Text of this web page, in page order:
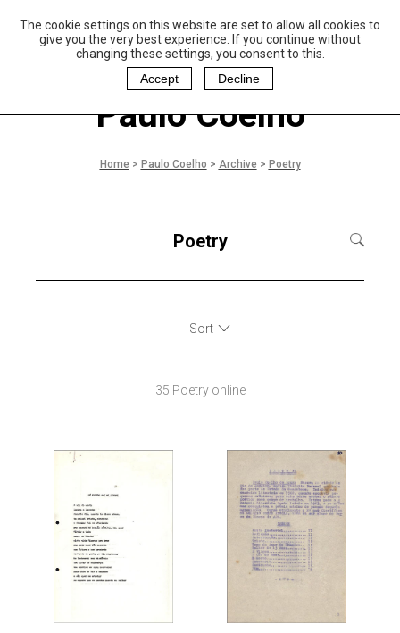
The cookie settings on this website are set to allow all cookies to
give you the very best experience. If you continue without
changing these settings, you consent to this.
Accept
Decline
aulo Coelho and
Christina Oiticica
oundation
Paulo Coelho
Home> Paulo Coelho > Archive> Poetry
Poetry
Sort
35 Poetry online